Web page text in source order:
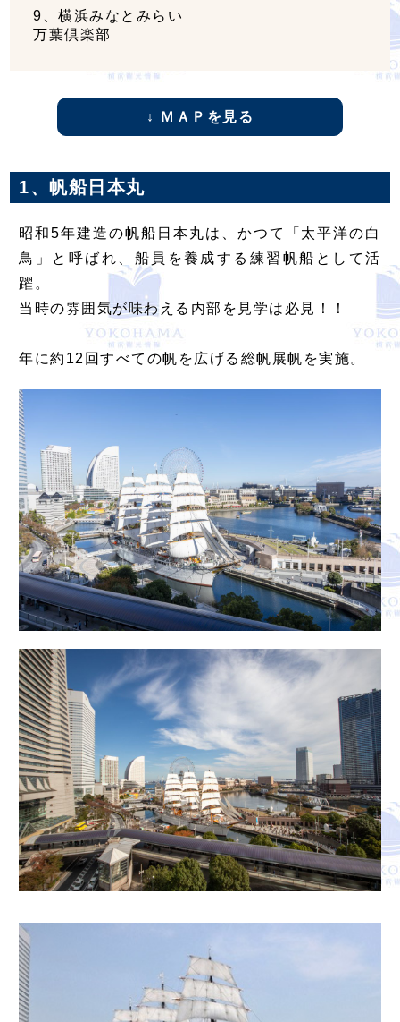
9、横浜みなとみらい
万葉倶楽部
↓ ＭＡＰを見る
1、帆船日本丸
昭和5年建造の帆船日本丸は、かつて「太平洋の白
鳥」と呼ばれ、船員を養成する練習帆船として活
躍。
当時の雰囲気が味わえる内部を見学は必見！！
年に約12回すべての帆を広げる総帆展帆を実施。